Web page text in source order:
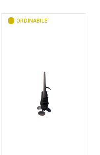
ORDINABILE